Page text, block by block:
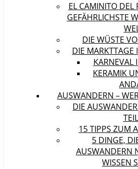
EL CAMINITO DEL
GEFÄHRLICHSTE
DIE WÜSTE
DIE
KARNEVAL
KERAMIK
AUSWANDERN –
DIE
15 TIPPS ZUM
5 DINGE,
AUSWANDERN
WISSEN